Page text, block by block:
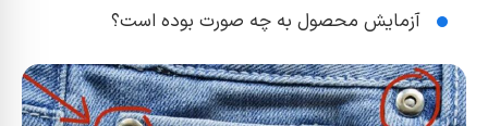
آزمایش محصول به چه صورت بوده است؟